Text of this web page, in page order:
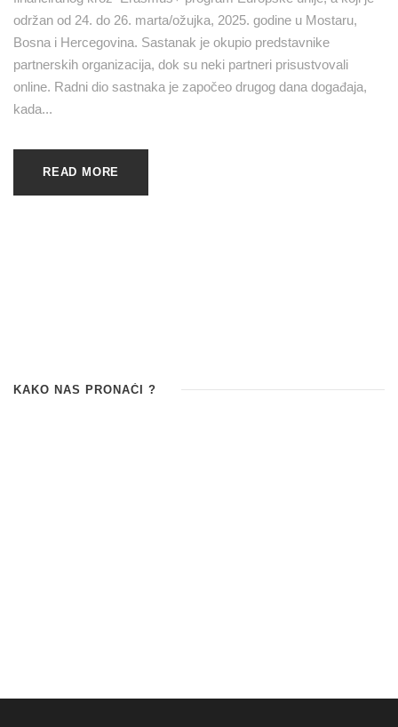
održan od 24. do 26. marta/ožujka, 2025. godine u Mostaru,
Bosna i Hercegovina. Sastanak je okupio predstavnike
partnerskih organizacija, dok su neki partneri prisustvovali
online. Radni dio sastnaka je započeo drugog dana događaja,
kada...
READ MORE
KAKO NAS PRONAĆI ?